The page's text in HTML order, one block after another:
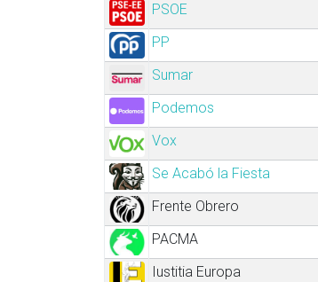
PSOE
PP
Sumar
Podemos
Vox
Se Acabó la Fiesta
Frente Obrero
PACMA
Iustitia Europa